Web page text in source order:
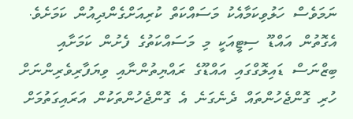
ނަމަވެސް ހަލުވިކަމާއެކު މަސައްކަތް ކުރިއަށްގެންދިއުން ކަމަށެވެ.
އެގޮތުން އައްޑޫ ސިޓީއަކީ މި މަސައްކަތުގެ ފެށުން ކަމަށާއި
ބިޒްނަސް ޑައިލޮގްގައި އައްޑޫގެ ރައްޔިތުންނާއި ވިޔަފާރިވެރިންނަށް
ހުރި ގޮންޖެހުންތައް ދެނެގަނެ އެ ގޮންޖެހުންތަކުން އަރައިގަތުމަށް